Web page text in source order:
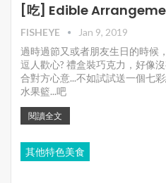
[吃] Edible
FISHEYE
Jan 9, 2019
過時過節又或者朋友生日的時候
逗人歡心? 禮盒裝巧克力，好像
合對方心意...不如試試送一個七
水果籃...吧
閱讀全文
其他特色美食